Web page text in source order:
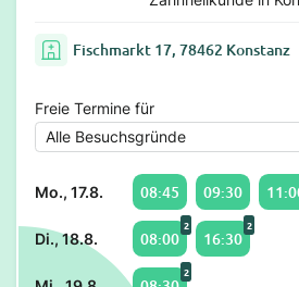
Fischmarkt 17, 78462 Konstanz
Freie Termine für
Mo., 17.8. 08:45 09:30
Di., 18.8. 08:00
2
16:30
2
2